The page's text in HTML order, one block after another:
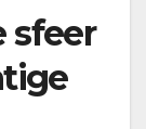
sfeer